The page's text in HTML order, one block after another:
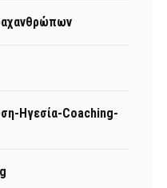
Ηγεσία-Coaching-